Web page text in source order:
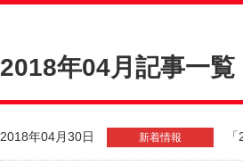
2018年04月記事一覧
2018年04月30日 新着情報